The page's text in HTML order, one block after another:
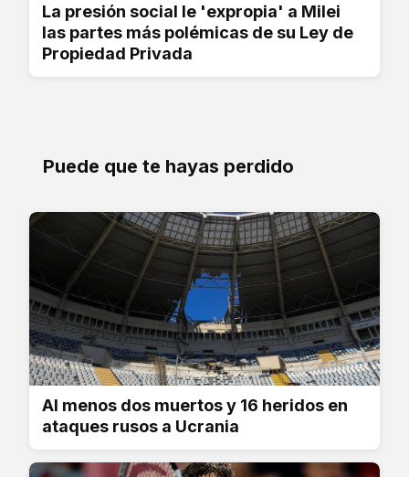
La presión social le 'expropia' a Milei
las partes más polémicas de su Ley de
Propiedad Privada
Puede que te hayas perdido
Al menos dos muertos y 16 heridos en
ataques rusos a Ucrania